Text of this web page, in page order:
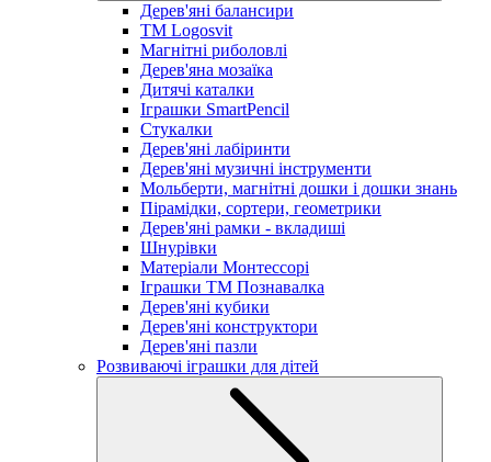
Дерев'яні балансири
TM Logosvit
Магнітні риболовлі
Дерев'яна мозаїка
Дитячі каталки
Іграшки SmartPencil
Стукалки
Дерев'яні лабіринти
Дерев'яні музичні інструменти
Мольберти, магнітні дошки і дошки знань
Пірамідки, сортери, геометрики
Дерев'яні рамки - вкладиші
Шнурівки
Матеріали Монтессорі
Іграшки ТМ Познавалка
Дерев'яні кубики
Дерев'яні конструктори
Дерев'яні пазли
Розвиваючі іграшки для дітей